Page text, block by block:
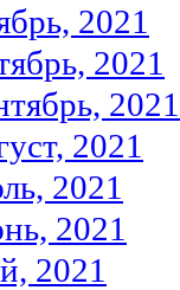
2021
2021
2021
2021
2021
2021
2021